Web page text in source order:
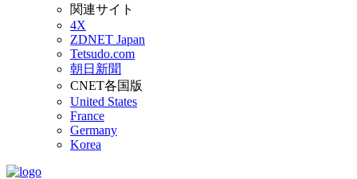
関連サイト
4X
ZDNET Japan
Tetsudo.com
朝日新聞
CNET各国版
United States
France
Germany
Korea